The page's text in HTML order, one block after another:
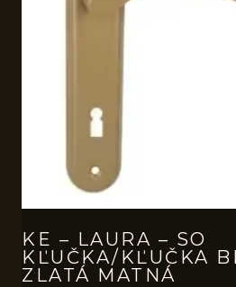
KE – LAURA – SO
KĽUČKA/KĽUČKA
ZLATÁ MATNÁ